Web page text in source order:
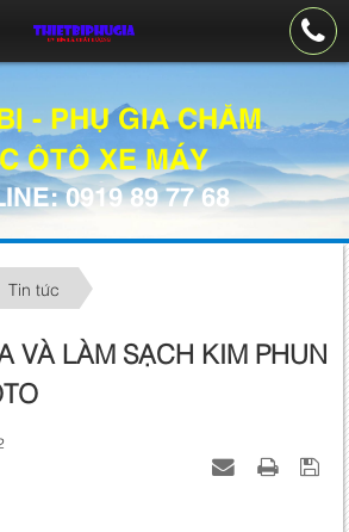
- PHỤ GIA CHĂM
ÔTÔ XE MÁY
0919 89 77 68
Tin tức
VÀ LÀM SẠCH KIM PHUN